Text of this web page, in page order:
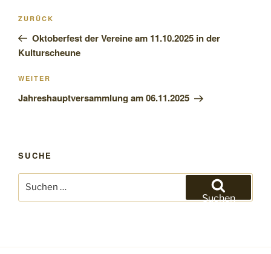
Beitragsnavigation
Vorheriger
Beitrag
ZURÜCK
Oktoberfest der Vereine am 11.10.2025 in der
Kulturscheune
Nächster
Beitrag
WEITER
Jahreshauptversammlung am 06.11.2025
SUCHE
Suchen
nach:
Suchen